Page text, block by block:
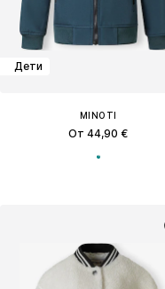
Дети
MINOTI
От 44,90 €